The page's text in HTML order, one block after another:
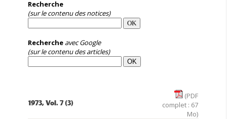
Recherche
(sur le contenu des notices)
Recherche avec Google
(sur le contenu des articles)
1973, Vol. 7 (3)
(PDF
complet : 67
Mo)